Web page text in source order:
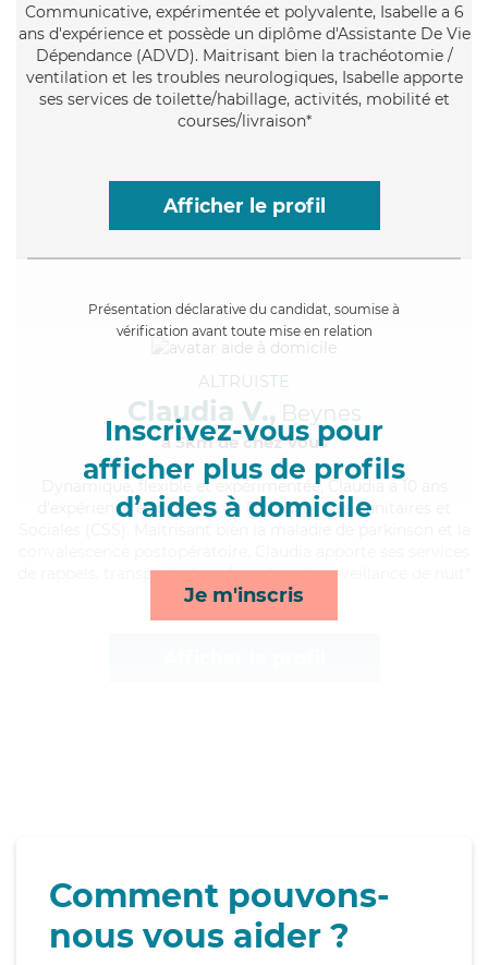
Communicative, expérimentée et polyvalente, Isabelle a 6
ans d'expérience et possède un diplôme d'Assistante De Vie
Dépendance (ADVD). Maitrisant bien la trachéotomie /
ventilation et les troubles neurologiques, Isabelle apporte
ses services de toilette/habillage, activités, mobilité et
courses/livraison*
Afficher le profil
Présentation déclarative du candidat, soumise à
vérification avant toute mise en relation
Inscrivez-vous pour
afficher plus de profils
d’aides à domicile
Je m'inscris
ALTRUISTE
Claudia V., Beynes
à 5km de chez Vous
, flexible et expérimentée, Claudia a 10 ans
d'expérience et possède un BEP Carrières Sanitaires et
de rappels, transports, lever/coucher et surveillance de nuit*
Comment pouvons-
nous vous aider ?